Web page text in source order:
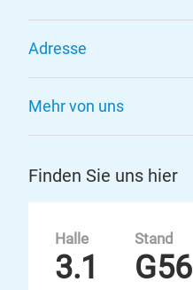
Adresse
Mehr von uns
Finden Sie uns hier
Halle
3.1
Stand
G56